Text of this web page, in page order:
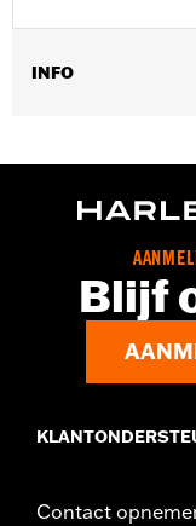
INFO
Per stuk verkocht:Elk
2 year
d.com/warranty
for
Blijf
Contact